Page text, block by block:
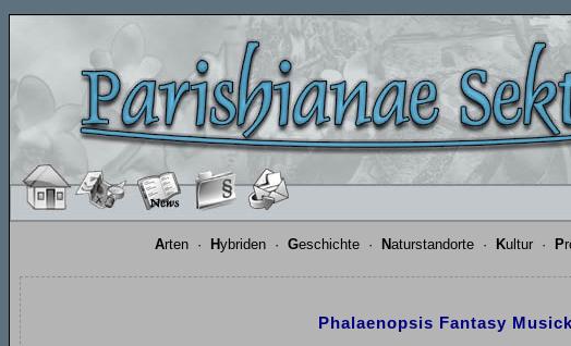
Arten · Hybriden · Geschichte · Naturstandorte · Kultur · P
Phalaenopsis Fantasy Musick